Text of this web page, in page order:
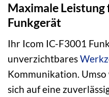
Maximale Leistung
Funkgerät
Ihr Icom IC-F3001
unverzichtbares
Kommunikation. Umso
sich auf eine